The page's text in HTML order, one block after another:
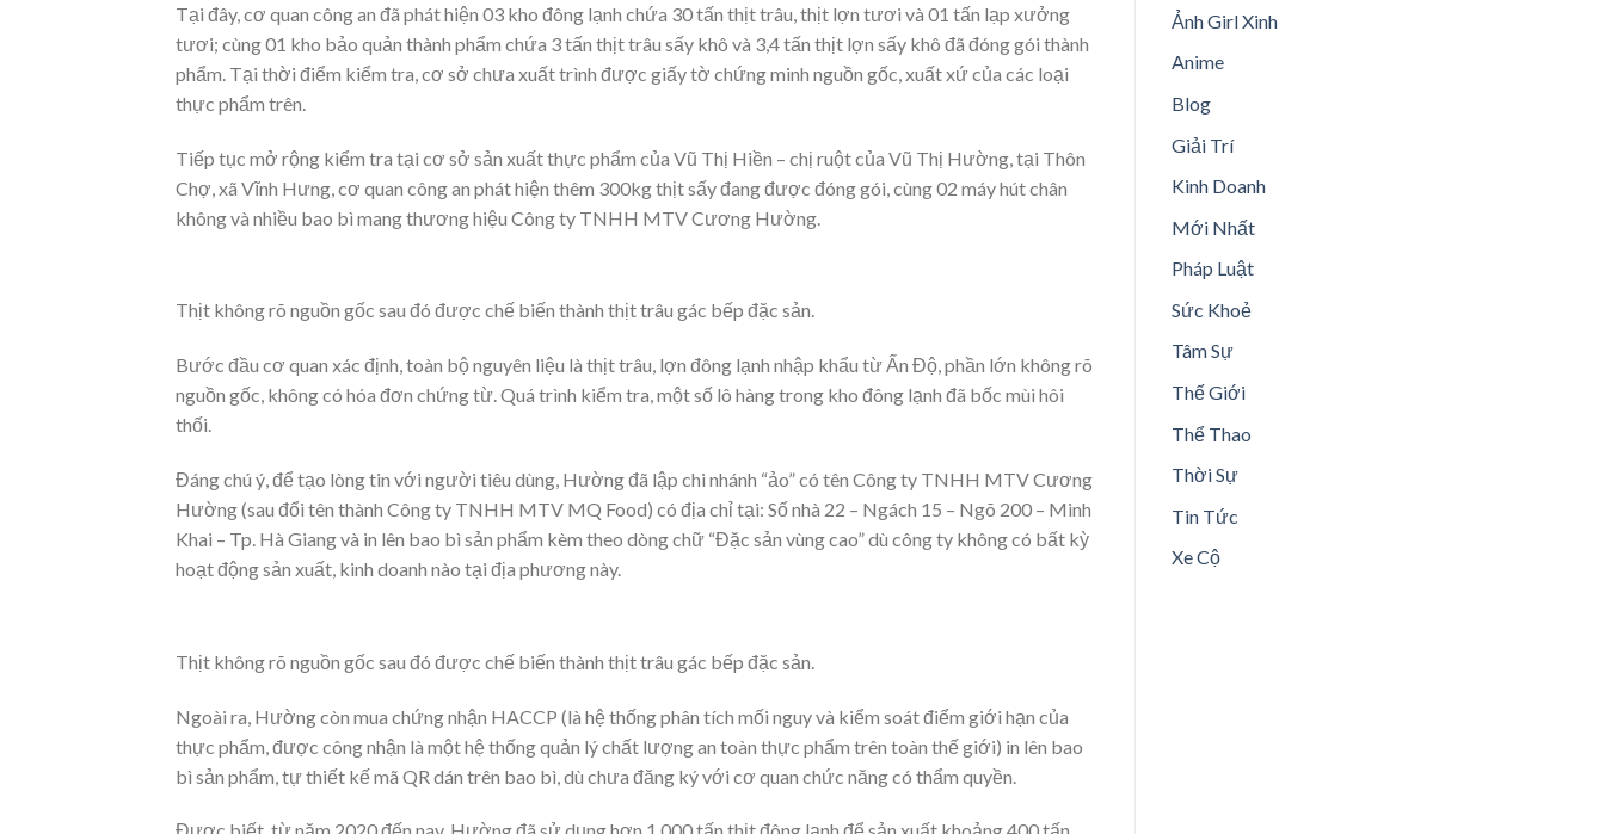
Tại đây, cơ quan công an đã phát hiện 03 kho đông lạnh chứa 30 tấn thịt trâu, thịt lợn tươi và 01 tấn lạp xưởng
tươi; cùng 01 kho bảo quản thành phẩm chứa 3 tấn thịt trâu sấy khô và 3,4 tấn thịt lợn sấy khô đã đóng gói thành
phẩm. Tại thời điểm kiểm tra, cơ sở chưa xuất trình được giấy tờ chứng minh nguồn gốc, xuất xứ của các loại
thực phẩm trên.
Tiếp tục mở rộng kiểm tra tại cơ sở sản xuất thực phẩm của Vũ Thị Hiền – chị ruột của Vũ Thị Hường, tại Thôn
Chợ, xã Vĩnh Hưng, cơ quan công an phát hiện thêm 300kg thịt sấy đang được đóng gói, cùng 02 máy hút chân
không và nhiều bao bì mang thương hiệu Công ty TNHH MTV Cương Hường.
Thịt không rõ nguồn gốc sau đó được chế biến thành thịt trâu gác bếp đặc sản.
Bước đầu cơ quan xác định, toàn bộ nguyên liệu là thịt trâu, lợn đông lạnh nhập khẩu từ Ấn Độ, phần lớn không rõ
nguồn gốc, không có hóa đơn chứng từ. Quá trình kiểm tra, một số lô hàng trong kho đông lạnh đã bốc mùi hôi
thối.
Đáng chú ý, để tạo lòng tin với người tiêu dùng, Hường đã lập chi nhánh “ảo” có tên Công ty TNHH MTV Cương
Hường (sau đổi tên thành Công ty TNHH MTV MQ Food) có địa chỉ tại: Số nhà 22 – Ngách 15 – Ngõ 200 – Minh
Khai – Tp. Hà Giang và in lên bao bì sản phẩm kèm theo dòng chữ “Đặc sản vùng cao” dù công ty không có bất kỳ
hoạt động sản xuất, kinh doanh nào tại địa phương này.
Thịt không rõ nguồn gốc sau đó được chế biến thành thịt trâu gác bếp đặc sản.
Ngoài ra, Hường còn mua chứng nhận HACCP (là hệ thống phân tích mối nguy và kiểm soát điểm giới hạn của
thực phẩm, được công nhận là một hệ thống quản lý chất lượng an toàn thực phẩm trên toàn thế giới) in lên bao
bì sản phẩm, tự thiết kế mã QR dán trên bao bì, dù chưa đăng ký với cơ quan chức năng có thẩm quyền.
Ảnh Girl Xinh
Anime
Blog
Giải Trí
Kinh Doanh
Mới Nhất
Pháp Luật
Sức Khoẻ
Tâm Sự
Thế Giới
Thể Thao
Thời Sự
Tin Tức
Xe Cộ